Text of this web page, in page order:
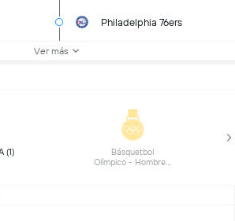
Philadelphia 76ers
Ver más
Básquetbol
Olímpico - Hombres